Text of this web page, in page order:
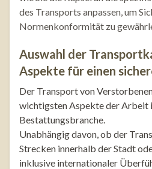
des Transports anpassen, um
Normenkonformität zu
Auswahl der
Aspekte für einen
Der Transport von
wichtigsten Aspekte der Arbeit
Bestattungsbranche.
Unabhängig davon, ob der
Strecken innerhalb der Stadt
inklusive internationaler